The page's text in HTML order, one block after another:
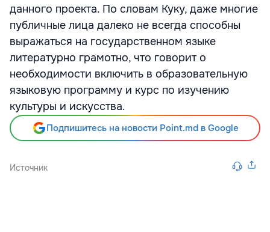
данного проекта. По словам Куку, даже многие
публичные лица далеко не всегда способны
выражаться на государственном языке
литературно грамотно, что говорит о
необходимости включить в образовательную
языковую программу и курс по изучению
культуры и искусства.
Подпишитесь на новости Point.md в Google
Источник